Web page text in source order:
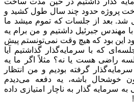
پروژه حدود چند سال طول کشید و
شد. بعد از جلسات که تموم میشد ما
مهندس جبرئیل داشتیم و من برام یه
این بود که هیچ وقت نمی‌تونستم پیش
که با سرمایه‌گذار گذاشتیم آیا
راضی هست یا نه؟ مثلاً اگر ما یه
گرفته بودیم و من انتظار
خوشحال باشه، یه دفعه می‌دیدم
سرمایه گذار به ناچار امتیازی داده